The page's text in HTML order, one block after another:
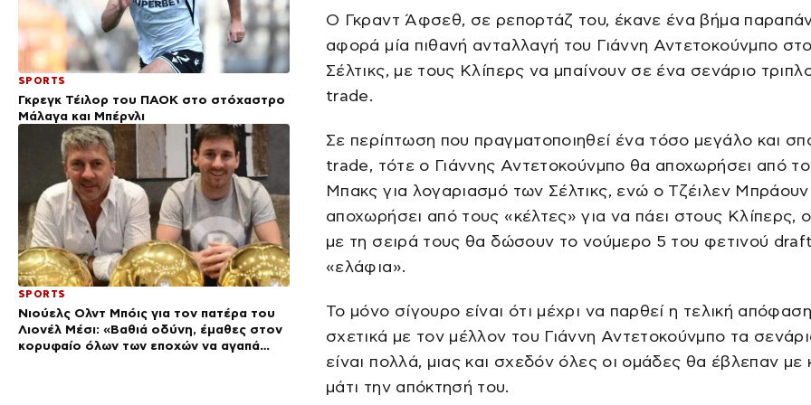
SPORTS
Γκρεγκ Τέιλορ του ΠΑΟΚ στο στόχαστρο
Μάλαγα και Μπέρνλι
SPORTS
Νιούελς Ολντ Μπόις για τον πατέρα του
Λιονέλ Μέσι: «Βαθιά οδύνη, έμαθες στον
κορυφαίο όλων των εποχών να αγαπά
Ο Γκραντ Άφσεθ, σε ρεπορτάζ του, έκανε ένα βήμα
αφορά μία πιθανή ανταλλαγή του Γιάννη Αντετοκούνμπο
Σέλτικς, με τους Κλίπερς να μπαίνουν σε ένα σενάριο
trade.
Σε περίπτωση που πραγματοποιηθεί ένα τόσο μεγάλο και
trade, τότε ο Γιάννης Αντετοκούνμπο θα αποχωρήσει από
Μπακς για λογαριασμό των Σέλτικς, ενώ ο Τζέιλεν
αποχωρήσει από τους «κέλτες» για να πάει στους Κλίπερς,
με τη σειρά τους θα δώσουν το νούμερο 5 του φετινού
«ελάφια».
Το μόνο σίγουρο είναι ότι μέχρι να παρθεί η τελική απόφαση
σχετικά με τον μέλλον του Γιάννη Αντετοκούνμπο τα
είναι πολλά, μιας και σχεδόν όλες οι ομάδες θα έβλεπαν με
μάτι την απόκτησή του.